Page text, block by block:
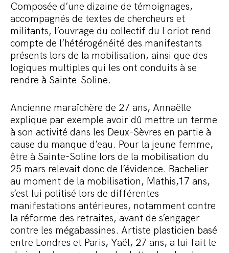
Composée d’une dizaine de témoignages,
accompagnés de textes de chercheurs et
militants, l’ouvrage du collectif du Loriot rend
compte de l’hétérogénéité des manifestants
présents lors de la mobilisation, ainsi que des
logiques multiples qui les ont conduits à se
rendre à Sainte-Soline.
Ancienne maraîchère de 27 ans, Annaëlle
explique par exemple avoir dû mettre un terme
à son activité dans les Deux-Sèvres en partie à
cause du manque d’eau. Pour la jeune femme,
être à Sainte-Soline lors de la mobilisation du
25 mars relevait donc de l’évidence. Bachelier
au moment de la mobilisation, Mathis,17 ans,
s’est lui politisé lors de différentes
manifestations antérieures, notamment contre
la réforme des retraites, avant de s’engager
contre les mégabassines. Artiste plasticien basé
entre Londres et Paris, Yaël, 27 ans, a lui fait le